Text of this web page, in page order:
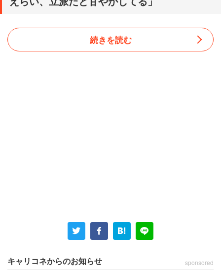
続きを読む
キャリコネからのお知らせ sponsored